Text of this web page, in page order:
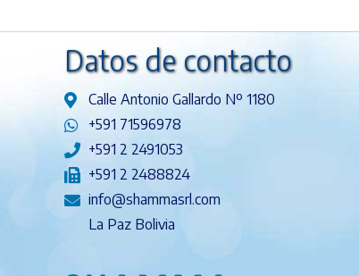
Datos de contacto
Calle Antonio Gallardo Nº 1180
+591 71596978
+591 2 2491053
+591 2 2488824
info@shammasrl.com
La Paz Bolivia